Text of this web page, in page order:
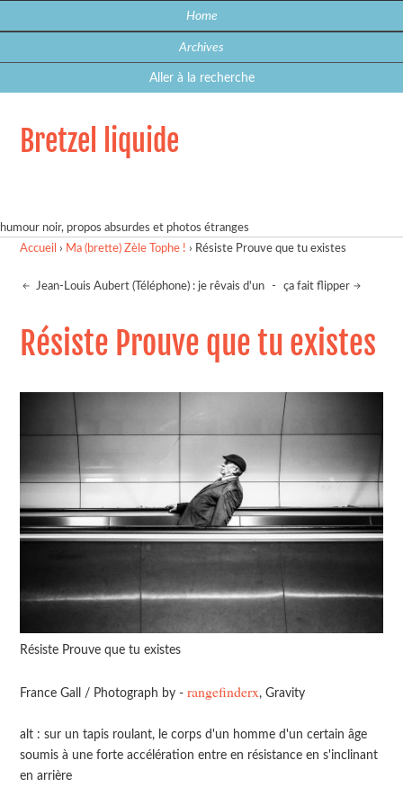
Home
Archives
Aller à la recherche
Bretzel liquide
humour noir, propos absurdes et photos étranges
Accueil › Ma (brette) Zèle Tophe ! › Résiste Prouve que tu existes
Jean-Louis Aubert (Téléphone) : je rêvais d'un - ça fait flipper
Résiste Prouve que tu existes
Résiste Prouve que tu existes
France Gall / Photograph by -rangefinderx, Gravity
alt : sur un tapis roulant, le corps d'un homme d'un certain âge
soumis à une forte accélération entre en résistance en s'inclinant
en arrière